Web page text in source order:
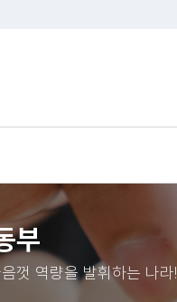
부
껏 역량을 발휘하는 나라!